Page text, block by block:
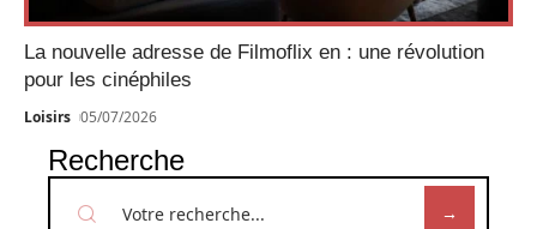
La nouvelle adresse de Filmoflix en : une révolution
pour les cinéphiles
Loisirs 05/07/2026
Recherche